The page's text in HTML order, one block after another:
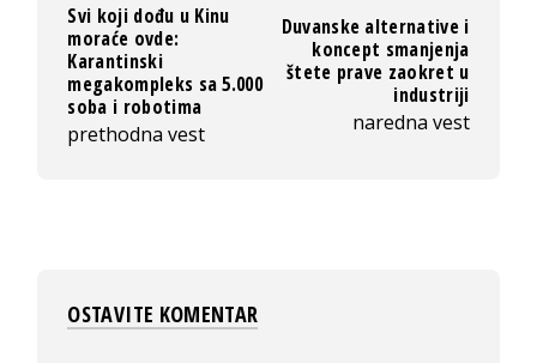
Svi koji dođu u Kinu
moraće ovde:
Karantinski
megakompleks sa 5.000
soba i robotima
prethodna vest
Duvanske alternative i
koncept smanjenja
štete prave zaokret u
industriji
naredna vest
OSTAVITE KOMENTAR